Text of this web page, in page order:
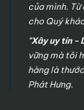
của mình.
cho Quý
"Xây uy tín -
vững mà tôi
hàng là
Phát Hưng.